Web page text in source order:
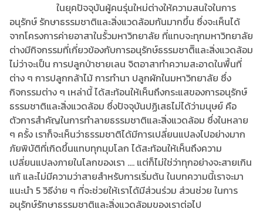
ในยุคปัจจุบันผู้คนรุ่นใหม่ต่างให้ความสนใจในการ
อนุรักษ์ รักษาธรรมชาติและสิ่งแวดล้อมกันมากขึ้น ซึ่งจะเห็นได้
จากโครงการค่ายอาสาในรั้วมหาวิทยาลัย ที่แทบจะทุกมหาวิทยาลัย
ต่างมีกิจกรรมที่เกี่ยวข้องกับการอนุรักษ์ธรรมชาติิและสิ่งแวดล้อม
ไม่ว่าจะเป็น การปลูกป่าชายเลน จิตอาสาทำความสะอาดในพื้นที่
ต่าง ๆ การปลูกกล้าไม้ การทำนา ปลูกผักในมหาวิทยาลัย ซึ่ง
กิจกรรมต่าง ๆ เหล่านี้ ได้สะท้อนให้เห็นถึงกระแสของการอนุรักษ์
ธรรมชาติและสิ่งแวดล้อม ซึ่งปัจจุบันปฏิเสธไม่ได้ว่ามนุษย์ คือ
ตัวการสำคัญในการทำลายธรรมชาติและสิ่งแวดล้อม ซึ่งในหลาย
ๆ ครั้ง เราก็จะเห็นว่าธรรมชาติได้มีการเปลี่ยนแปลงไปอย่างมาก
ภัยพิบัติที่เกิดขึ้นแทบทุกมุมโลก ได้สะท้อนให้เห็นถึงความ
เปลี่ยนแปลงภายในโลกของเรา .... แต่ก็ไม่ใช่ว่าทุกอย่างจะสายเกิน
แก้ และไม่มีความว่าสายสำหรับการเริ่มต้น ในบทความนี้เราจะมา
แนะนำ 5 วิธีง่าย ๆ ที่จะช่วยให้เราได้มีส่วนร่วม ส่วนช่วย ในการ
อนุรักษ์รักษาธรรมชาติและสิ่งแวดล้อมของเราต่อไป